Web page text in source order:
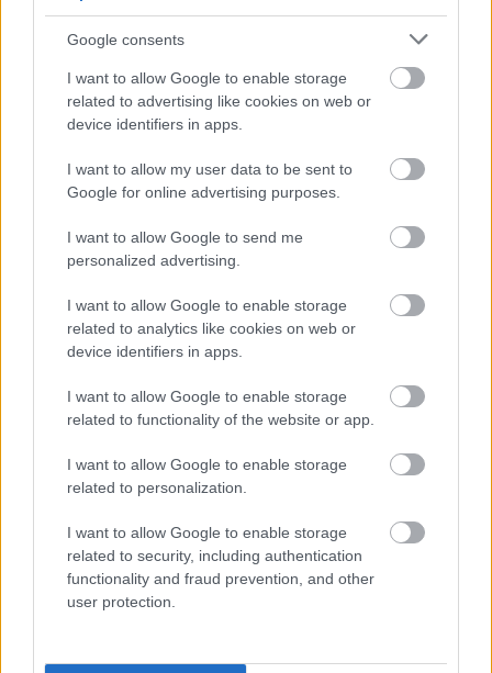
Google consents
I want to allow Google to enable storage
related to advertising like cookies on web or
device identifiers in apps.
I want to allow my user data to be sent to
Google for online advertising purposes.
I want to allow Google to send me
personalized advertising.
I want to allow Google to enable storage
related to analytics like cookies on web or
device identifiers in apps.
I want to allow Google to enable storage
related to functionality of the website or app.
I want to allow Google to enable storage
related to personalization.
I want to allow Google to enable storage
related to security, including authentication
functionality and fraud prevention, and other
user protection.
Guntars veikalā nopērk
tomātu, taču, pārgriežot to
uz pusēm, viņu sagaida
pārsteigums
Šodienlaikapstākļi
iesils līdz +25 grādiem
brokastis ir jāēd šajā
laikā!
Atcelt Ziņot